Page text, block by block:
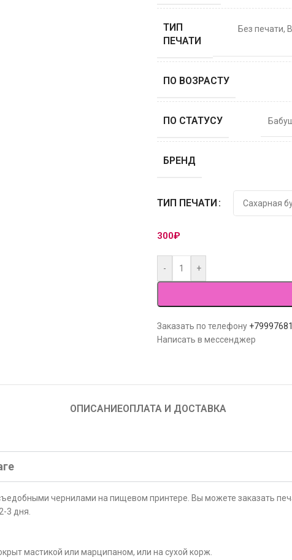
ТИП
ПЕЧАТИ
Без печати,
ПО ВОЗРАСТУ
ПО СТАТУСУ
БРЕНД
ТИП ПЕЧАТИ
300₽
- +
Заказать по телефону
Написать в мессенджер
ОПИСАНИЕОПЛАТА И ДОСТАВКА
чернилами на пищевом принтере. Вы можете заказать
3 дня.
мастикой или марципаном, или на сухой корж.